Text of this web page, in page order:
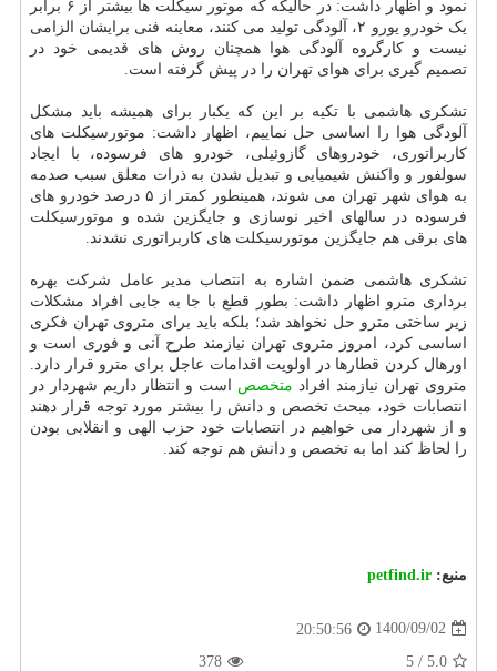
نمود و اظهار داشت: در حالیکه که موتور سیکلت ها بیشتر از ۶ برابر
یک خودرو یورو ۲، آلودگی تولید می کنند، معاینه فنی برایشان الزامی
نیست و کارگروه آلودگی هوا همچنان روش های قدیمی خود در
تصمیم گیری برای هوای تهران را در پیش گرفته است.
تشکری هاشمی با تکیه بر این که یکبار برای همیشه باید مشکل
آلودگی هوا را اساسی حل نماییم، اظهار داشت: موتورسیکلت های
کاربراتوری، خودروهای گازوئیلی، خودرو های فرسوده، با ایجاد
سولفور و واکنش شیمیایی و تبدیل شدن به ذرات معلق سبب صدمه
به هوای شهر تهران می شوند، همینطور کمتر از ۵ درصد خودرو های
فرسوده در سالهای اخیر نوسازی و جایگزین شده و موتورسیکلت
های برقی هم جایگزین موتورسیکلت های کاربراتوری نشدند.
تشکری هاشمی ضمن اشاره به انتصاب مدیر عامل شرکت بهره
برداری مترو اظهار داشت: بطور قطع با جا به جایی افراد مشکلات
زیر ساختی مترو حل نخواهد شد؛ بلکه باید برای متروی تهران فکری
اساسی کرد، امروز متروی تهران نیازمند طرح آنی و فوری است و
اورهال کردن قطارها در اولویت اقدامات عاجل برای مترو قرار دارد.
متروی تهران نیازمند افراد متخصص است و انتظار داریم شهردار در
انتصابات خود، مبحث تخصص و دانش را بیشتر مورد توجه قرار دهند
و از شهردار می خواهیم در انتصابات خود حزب الهی و انقلابی بودن
را لحاظ کند اما به تخصص و دانش هم توجه کند.
منبع: petfind.ir
1400/09/02
20:50:56
5.0
/
5
378